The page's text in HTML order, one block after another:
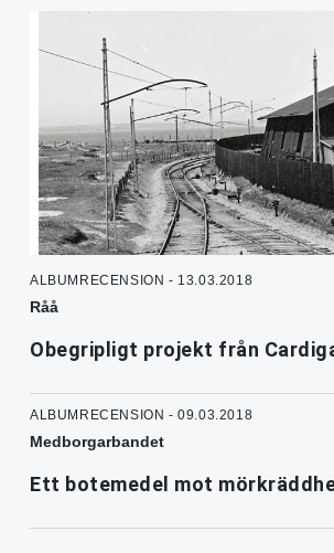
ALBUMRECENSION - 13.03.2018
Råå
Obegripligt projekt från
ALBUMRECENSION - 09.03.2018
Medborgarbandet
Ett botemedel mot